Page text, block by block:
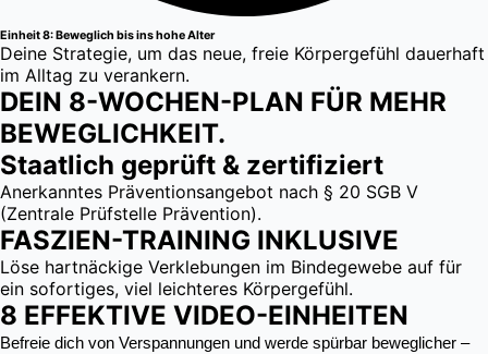
Einheit 8: Beweglich bis ins hohe Alter
Deine Strategie, um das neue, freie Körpergefühl dauerhaft
im Alltag zu verankern.
DEIN 8-WOCHEN-PLAN FÜR MEHR
BEWEGLICHKEIT.
Staatlich geprüft & zertifiziert
Anerkanntes Präventionsangebot nach § 20 SGB V
(Zentrale Prüfstelle Prävention).
FASZIEN-TRAINING INKLUSIVE
Löse hartnäckige Verklebungen im Bindegewebe auf für
ein sofortiges, viel leichteres Körpergefühl.
8 EFFEKTIVE VIDEO-EINHEITEN
Befreie dich von Verspannungen und werde spürbar beweglicher –